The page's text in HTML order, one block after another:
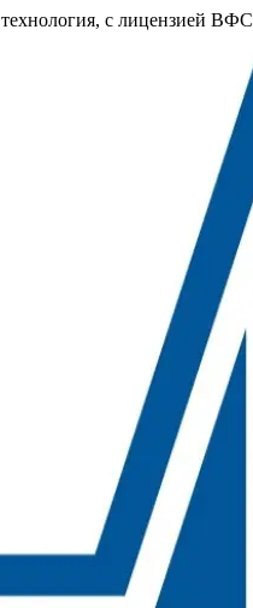
с лицензией ВФС